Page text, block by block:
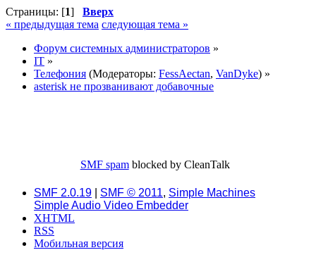
Страницы: [1] Вверх
« предыдущая тема следующая тема »
Форум системных администраторов »
IT »
Телефония (Модераторы: FessAectan, VanDyke) »
asterisk не прозванивают добавочные
SMF spamblocked by CleanTalk
SMF 2.0.19 SMF © 2011, Simple Machines
Simple Audio Video Embedder
XHTML
RSS
Мобильная версия